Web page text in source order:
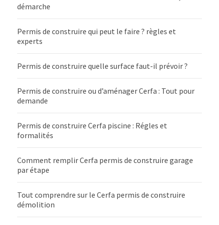
démarche
Permis de construire qui peut le faire ? règles et
experts
Permis de construire quelle surface faut-il prévoir ?
Permis de construire ou d’aménager Cerfa : Tout pour
demande
Permis de construire Cerfa piscine : Régles et
formalités
Comment remplir Cerfa permis de construire garage
par étape
Tout comprendre sur le Cerfa permis de construire
démolition